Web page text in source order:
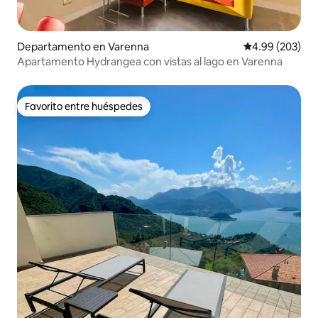
Departamento en Varenna Calificación
4.99 (203)
Apartamento Hydrangea con vistas al lago en Varenna
Favorito entre huéspedes
Favorito entre huéspedes